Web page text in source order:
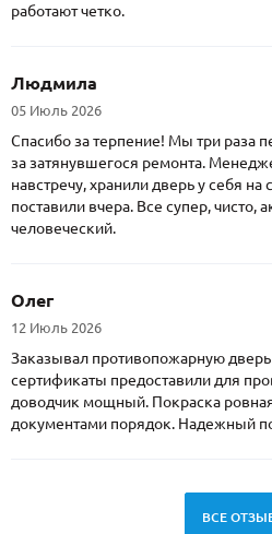
работают четко.
Людмила
05 Июль 2026
Спасибо за терпение! Мы три раза
за затянувшегося ремонта.
навстречу, хранили дверь у себя на
поставили вчера. Все супер, чисто,
человеческий.
Олег
12 Июль 2026
Заказывал противопожарную
сертификаты предоставили для
доводчик мощный. Покраска
документами порядок. Надежный
ВСЕ